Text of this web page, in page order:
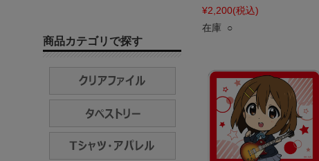
¥2,200(税込)
在庫 ○
商品カテゴリで探す